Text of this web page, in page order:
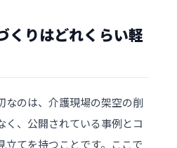
くりはどれくらい軽
なのは、介護現場の架空の削
く、公開されている事例とコ
立てを持つことです。ここで